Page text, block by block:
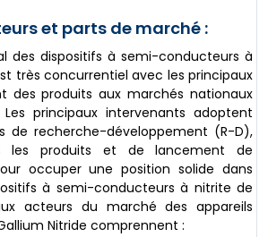
et parts de marché :
des dispositifs à semi-conducteurs à
très concurrentiel avec les principaux
des produits aux marchés nationaux
principaux intervenants adoptent
de recherche-développement (R-D),
les produits et de lancement de
occuper une position solide dans
à semi-conducteurs à nitrite de
acteurs du marché des appareils
Nitride comprennent :